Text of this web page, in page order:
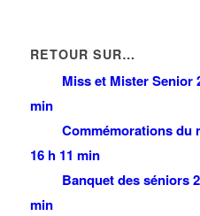
RETOUR SUR…
Miss et Mister Senior
min
Commémorations du
16 h 11 min
Banquet des séniors
min